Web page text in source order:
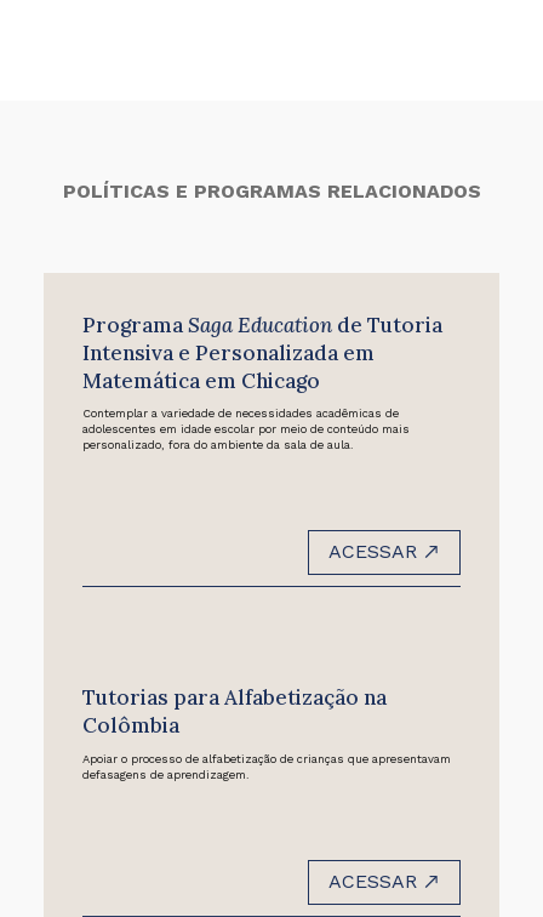
POLÍTICAS E PROGRAMAS RELACIONADOS
ProgramaSaga Educationde Tutoria
Intensiva e Personalizada em
Matemática em Chicago
Contemplar a variedade de necessidades acadêmicas de
adolescentes em idade escolar por meio de conteúdo mais
personalizado, fora do ambiente da sala de aula.
ACESSAR
Tutorias para Alfabetização na
Colômbia
Apoiar o processo de alfabetização de crianças que apresentavam
defasagens de aprendizagem.
ACESSAR